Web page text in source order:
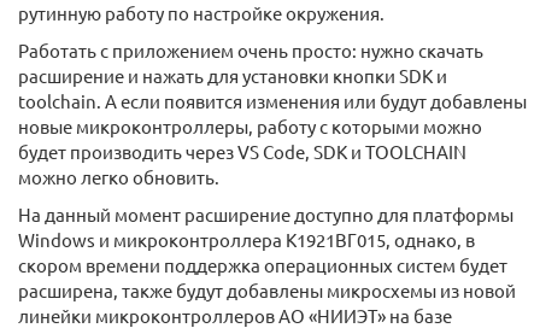
рутинную работу по настройке окружения.
Работать с приложением очень просто: нужно скачать
расширение и нажать для установки кнопки SDK и
toolchain. А если появится изменения или будут добавлены
новые микроконтроллеры, работу с которыми можно
будет производить через VS Code, SDK и TOOLCHAIN
можно легко обновить.
На данный момент расширение доступно для платформы
Windows и микроконтроллера К1921ВГ015, однако, в
скором времени поддержка операционных систем будет
расширена, также будут добавлены микросхемы из новой
линейки микроконтроллеров АО «НИИЭТ» на базе